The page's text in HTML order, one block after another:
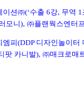
이션㈜(‘수출 6강, 무역 1
모니 ), ㈜플랜웍스엔터
엠피 (DDP 디자인놀이터
팟 카니발), ㈜매크로매